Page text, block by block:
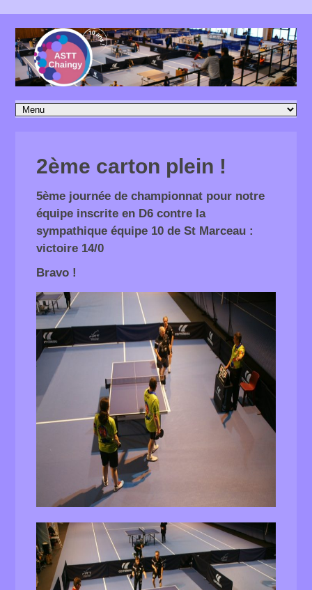
2ème carton plein !
5ème journée de championnat pour notre
équipe inscrite en D6 contre la
sympathique équipe 10 de St Marceau :
victoire 14/0
Bravo !